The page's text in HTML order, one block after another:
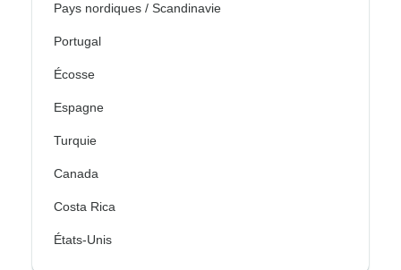
Pays nordiques / Scandinavie
Portugal
Écosse
Espagne
Turquie
Canada
Costa Rica
États-Unis